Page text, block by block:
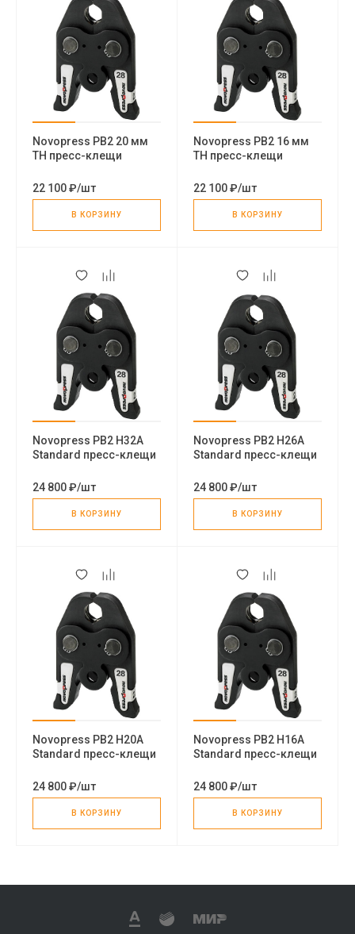
Novopress PB2 20 мм
TH пресс-клещи
22 100 ₽/шт
В КОРЗИНУ
Novopress PB2 16 мм
TH пресс-клещи
22 100 ₽/шт
В КОРЗИНУ
Novopress PB2 H32A
Standard пресс-клещи
24 800 ₽/шт
В КОРЗИНУ
Novopress PB2 H26A
Standard пресс-клещи
24 800 ₽/шт
В КОРЗИНУ
Novopress PB2 H20A
Standard пресс-клещи
24 800 ₽/шт
В КОРЗИНУ
Novopress PB2 H16A
Standard пресс-клещи
24 800 ₽/шт
В КОРЗИНУ